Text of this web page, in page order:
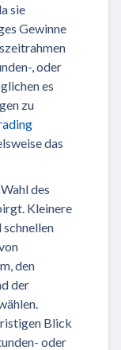
sie
Gewinne
, oder
es
zu
das
des
Kleinere
schnellen
den
der
Blick
oder